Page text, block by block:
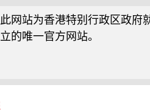
此网站为香港特别行政区政府
立的唯一官方网站。